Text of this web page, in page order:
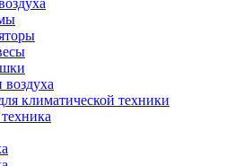
климатической техники